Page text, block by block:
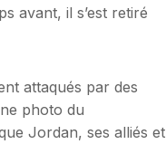
avant, il s’est retiré
attaqués par des
photo du
Jordan, ses alliés et